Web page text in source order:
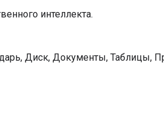
интеллекта.
Диск, Документы, Таблицы,